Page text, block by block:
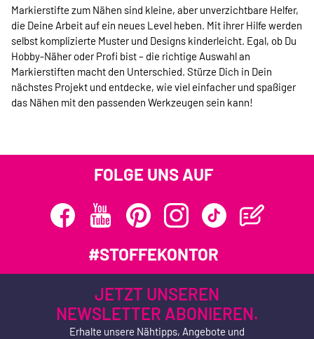
Markierstifte zum Nähen sind kleine, aber unverzichtbare Helfer,
die Deine Arbeit auf ein neues Level heben. Mit ihrer Hilfe werden
selbst komplizierte Muster und Designs kinderleicht. Egal, ob Du
Hobby-Näher oder Profi bist – die richtige Auswahl an
Markierstiften macht den Unterschied. Stürze Dich in Dein
nächstes Projekt und entdecke, wie viel einfacher und spaßiger
das Nähen mit den passenden Werkzeugen sein kann!
FOLGE UNS AUF
#STOFFEKONTOR
JETZT UNSEREN
NEWSLETTER ABONIEREN.
Erhalte unsere Nähtipps, Angebote und